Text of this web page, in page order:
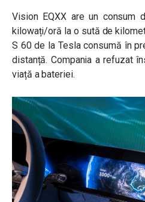
Vision EQXX are un consum
kilowați/oră la o sută de
S 60 de la Tesla consumă în
distanță. Compania a refuzat
viață a bateriei.